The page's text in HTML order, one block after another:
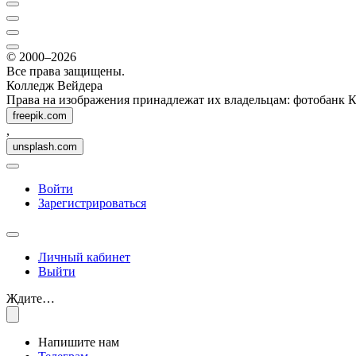
© 2000–2026
Все права защищены.
Колледж Вейдера
Права на изображения принадлежат их владельцам: фотобанк
freepik.com
,
unsplash.com
Войти
Зарегистрироваться
Личный кабинет
Выйти
Ждите…
Напишите нам